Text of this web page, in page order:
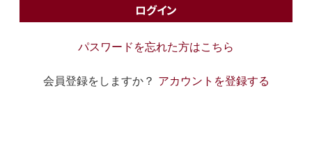
ログイン
パスワードを忘れた方はこちら
会員登録をしますか？ アカウントを登録する